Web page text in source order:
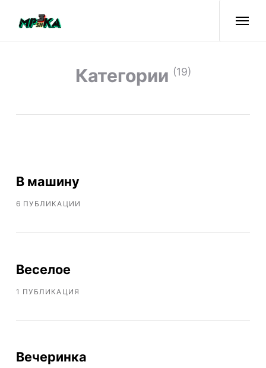
Категории (19)
В машину
6 ПУБЛИКАЦИИ
Веселое
1 ПУБЛИКАЦИЯ
Вечеринка